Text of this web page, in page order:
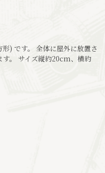
) です。 全体に屋外に放置さ
す。 サイズ縦約20cm、横約